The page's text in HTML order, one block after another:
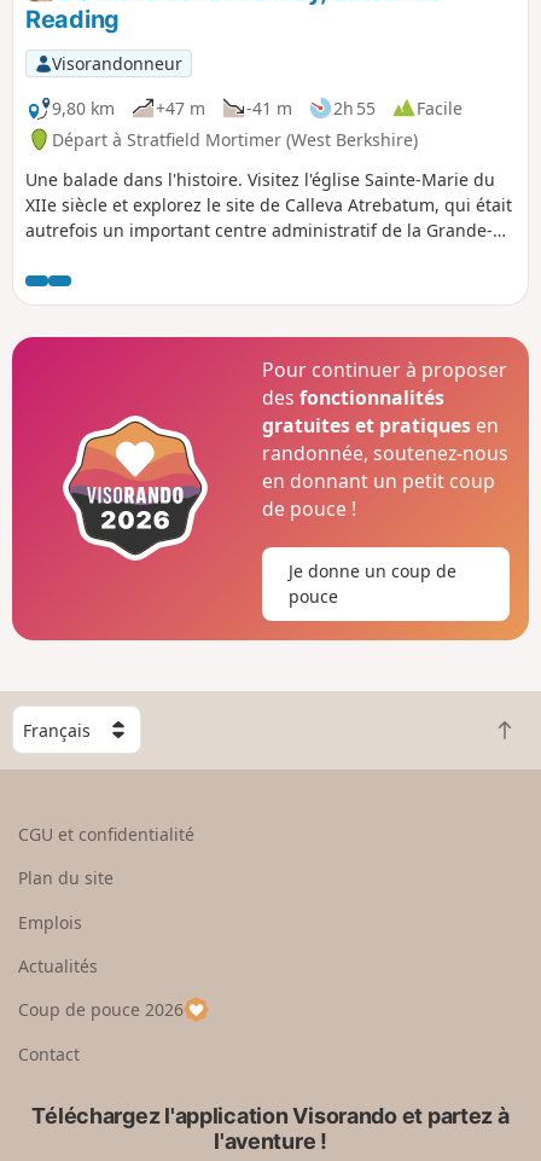
Reading
Visorandonneur
9,80 km
+47 m -41 m 2h 55
Facile
Départ à Stratfield Mortimer (West Berkshire)
Une balade dans l'histoire. Visitez l'église Sainte-Marie du
XIIe siècle et explorez le site de Calleva Atrebatum, qui était
autrefois un important centre administratif de la Grande-
Pour continuer à proposer
desfonctionnalités
gratuites et pratiques en
randonnée, soutenez-nous
en donnant un petit coup
de pouce !
Je donne un coup de
pouce
C
h
o
e
u
p
a
R
e
CGU et confidentialité
Plan du site
Emplois
Actualités
Coup de pouce 2026
Contact
Téléchargez l'application Visorando et partez à
l'aventure !